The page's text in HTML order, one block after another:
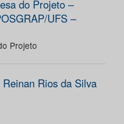
do Projeto –
UFS –
Projeto
Rios da Silva